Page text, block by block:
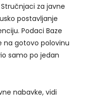
za javne
postavljanje
Podaci Baze
na gotovo polovinu
samo po jedan
nabavke, vidi